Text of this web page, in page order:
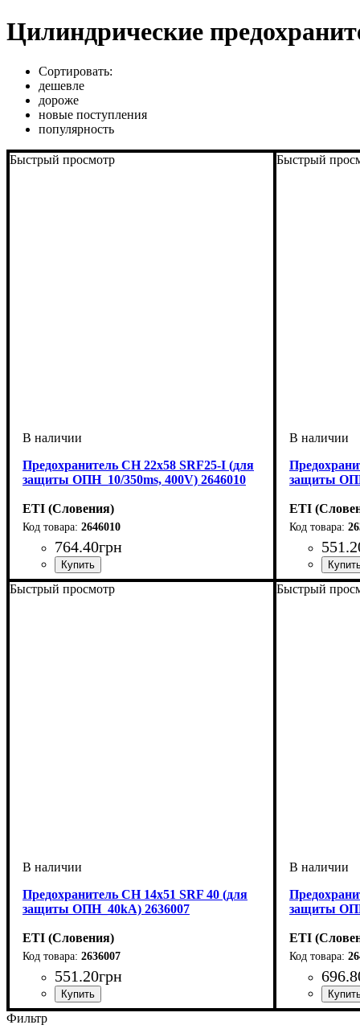
Цилиндрические
Сортировать:
дешевле
дороже
новые поступления
популярность
Быстрый просмотр
Предохранитель CH 22x58 SRF25-I (для
защиты ОПН_10/350ms, 400V) 2646010
ETI (Словения)
2646010
764.40грн
Устройство: предохранитель
Номинальный ток, А: 25
U номинальное, В: 400
Габарит: 22х58
Серия: CH
Быстрый
защиты
ETI
551.
Устройство:
U
Габарит:
Серия: CH
Быстрый просмотр
Предохранитель CH 14x51 SRF 40 (для
защиты ОПН_40kA) 2636007
ETI (Словения)
2636007
551.20грн
Устройство: предохранитель
U номинальное, В: 600
Габарит: 14x51
Серия: CH
Быстрый
защиты
ETI
696.
Устройство:
U
Габарит:
Серия: CH
Фильтр